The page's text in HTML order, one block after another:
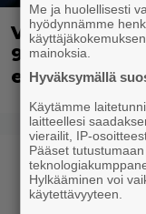
Vain
90-luvun
elokuvassa
Me ja huolellisesti
hyödynnämme
mainoksia.
Hyväksymällä
Käytämme
laitteellesi
vierailit, IP-
Pääset
Hylkääminen voi
käytettävyyteen.